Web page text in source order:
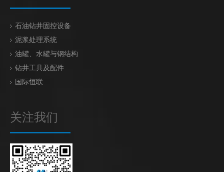
石油钻井固控设备
泥浆处理系统
油罐、水罐与钢结构
钻井工具及配件
国际恒联
关注我们